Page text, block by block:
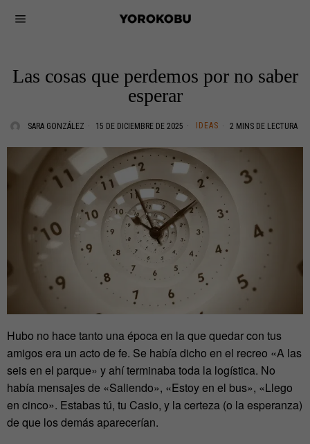
Las cosas que perdemos por no saber
esperar
SARA GONZÁLEZ 15 DE DICIEMBRE DE 2025 IDEAS 2 MINS DE LECTURA
Hubo no hace tanto una época en la que quedar con tus
amigos era un acto de fe. Se había dicho en el recreo «A las
seis en el parque» y ahí terminaba toda la logística. No
había mensajes de «Saliendo», «Estoy en el bus», «Llego
en cinco». Estabas tú, tu Casio, y la certeza (o la esperanza)
de que los demás aparecerían.